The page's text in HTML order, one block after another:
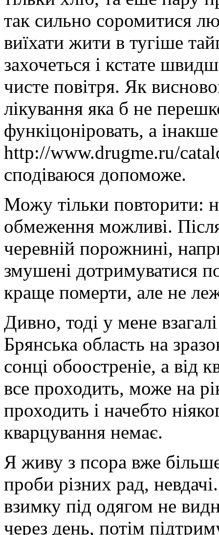
так сильно соромитися
виїхати жити в тугіше
захочеться і кстате
чисте повітря. Як
лікування яка б не
функіцоніровать, а
http://www.drugme.ru/
сподіваюся допоможе.
Можу тільки повторити:
обмеження можливі.
черевній порожнині,
змушені дотримуватися
краще померти, але не
Дивно, тоді у мене
Брянська область на
сонці обоостреніе, а від
все проходить, може на
проходить і начебто
кварцування немає.
Я живу з псора вже
проби різних рад,
взимку під одягом не
через день, потім